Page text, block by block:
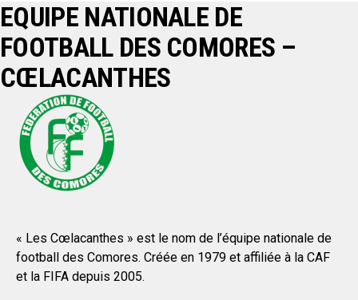
EQUIPE NATIONALE DE
FOOTBALL DES COMORES –
CŒLACANTHES
« Les Cœlacanthes » est le nom de l’équipe nationale de
football des Comores. Créée en 1979 et affiliée à la CAF
et la FIFA depuis 2005.